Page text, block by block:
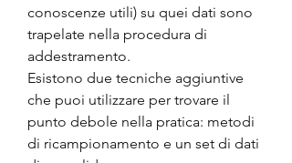
conoscenze utili) su quei dati sono
trapelate nella procedura di
addestramento.
Esistono due tecniche aggiuntive
che puoi utilizzare per trovare il
punto debole nella pratica: metodi
di ricampionamento e un set di dati